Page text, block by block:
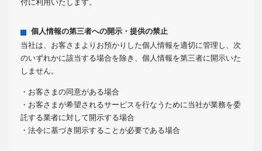
個人情報の第三者への開示・提供の禁止
当社は、お客さまよりお預かりした個人情報を適切に管理し、次
のいずれかに該当する場合を除き、個人情報を第三者に開示いた
しません。
・お客さまの同意がある場合
・お客さまが希望されるサービスを行なうために当社が業務を委
託する業者に対して開示する場合
・法令に基づき開示することが必要である場合